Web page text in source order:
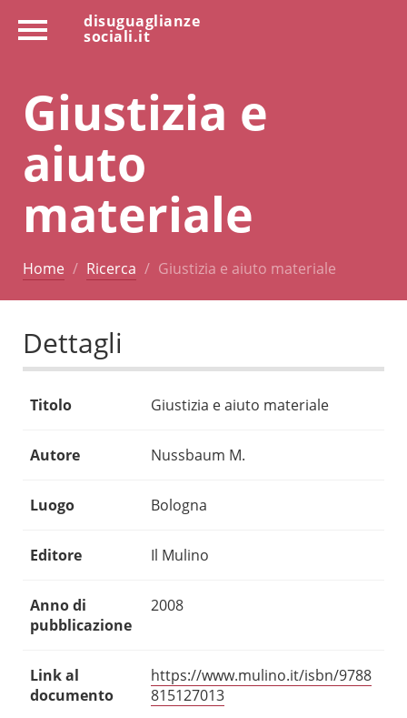
disuguaglianze
sociali.it
Giustizia e
aiuto
materiale
Home Ricerca Giustizia e aiuto materiale
Dettagli
Titolo Giustizia e aiuto materiale
Autore Nussbaum M.
Luogo Bologna
Editore Il Mulino
Anno di
pubblicazione
2008
Link al
documento
https://www.mulino.it/isbn/9788
815127013